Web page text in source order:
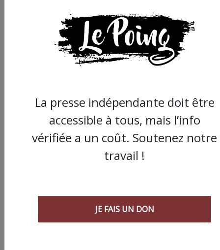
ses amis… Pourvu que ça dure ! Ça
tombe bien, ça ne tient qu’à vous :
JE FAIS UN DON
Partager
ARTICLE SUIVANT :
La presse indépendante doit être
accessible à tous, mais l’info
vérifiée a un coût. Soutenez notre
travail !
JE FAIS UN DON